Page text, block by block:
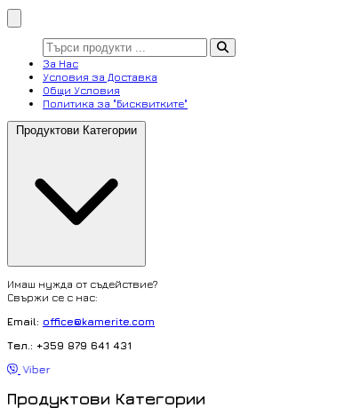
За Нас
Условия за Доставка
Общи Условия
Политика за "Бисквитките"
Продуктови Категории
Имаш нужда от съдействие?
Свържи се с нас:
Email: office@kamerite.com
Тел.: +359 879 641 431
Viber
Продуктови Категории